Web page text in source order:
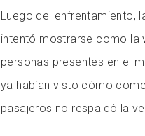
Luego del enfrentamiento,
intentó mostrarse como la
personas presentes en el
ya habían visto cómo
pasajeros no respaldó la